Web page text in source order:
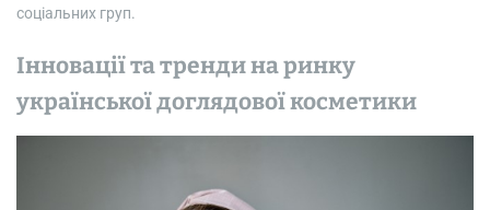
соціальних груп.
Інновації та тренди на ринку
української доглядової косметики